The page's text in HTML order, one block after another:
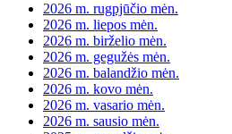
2026 m. rugpjūčio mėn.
2026 m. liepos mėn.
2026 m. birželio mėn.
2026 m. gegužės mėn.
2026 m. balandžio mėn.
2026 m. kovo mėn.
2026 m. vasario mėn.
2026 m. sausio mėn.